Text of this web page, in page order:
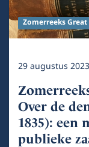
Zomerreeks
29 augustus 2023
Over de
1835): een
publieke